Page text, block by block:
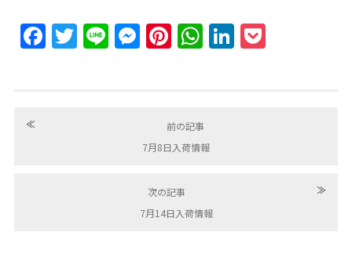
FacebookTwitterLine MessengerPinterestWhatsAppLinkedIn
≪
前の記事
7月8日入荷情報
次の記事
≫
7月14日入荷情報